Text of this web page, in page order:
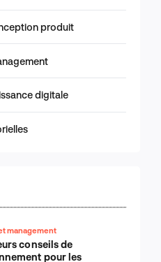
produit
digitale
management
conseils de
pour les